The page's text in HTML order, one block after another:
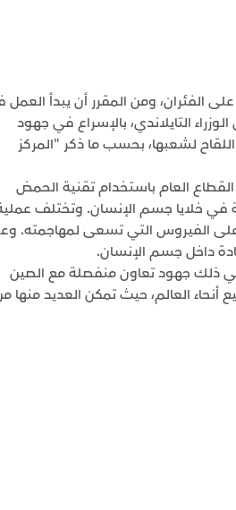
الفئران، ومن المقرر أن يبدأ
التايلاندي، بالإسراع في جهود
لشعبها، بحسب ما ذكر "المركز
العام باستخدام تقنية الحمض
في خلايا جسم الإنسان. وتختلف
على الفيروس التي تسعى لمهاجمته.
داخل جسم الإنسان.
لمرض "كوفيد-19" في تايلاند، بما في ذلك جهود تعاون منفصلة مع الصين
أنحاء العالم، حيث تمكن العديد منها